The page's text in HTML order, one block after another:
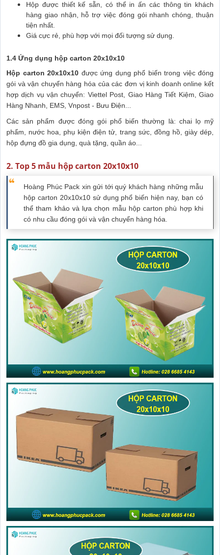
Hộp được thiết kế sẵn, có thể in ấn các thông tin khách
hàng giao nhận, hỗ trợ việc đóng gói nhanh chóng, thuận
tiện nhất.
Giá cực rẻ, phù hợp với mọi đối tượng sử dụng.
1.4 Ứng dụng hộp carton 20x10x10
Hộp carton 20x10x10 được ứng dụng phổ biến trong việc đóng
gói và vận chuyển hàng hóa của các đơn vị kinh doanh online kết
hợp dịch vụ vận chuyển: Viettel Post, Giao Hàng Tiết Kiệm, Giao
Hàng Nhanh, EMS, Vnpost - Bưu Điện...
Các sản phẩm được đóng gói phổ biến thường là: chai lọ mỹ
phẩm, nước hoa, phụ kiện điện tử, trang sức, đồng hồ, giày dép,
hộp đựng đồ gia dụng, quà tặng, quần áo...
2. Top 5 mẫu hộp carton 20x10x10
Hoàng Phúc Pack xin gửi tới quý khách hàng những mẫu
hộp carton 20x10x10 sử dụng phổ biến hiện nay, bạn có
thể tham khảo và lựa chọn mẫu hộp carton phù hợp khi
có nhu cầu đóng gói và vận chuyển hàng hóa.